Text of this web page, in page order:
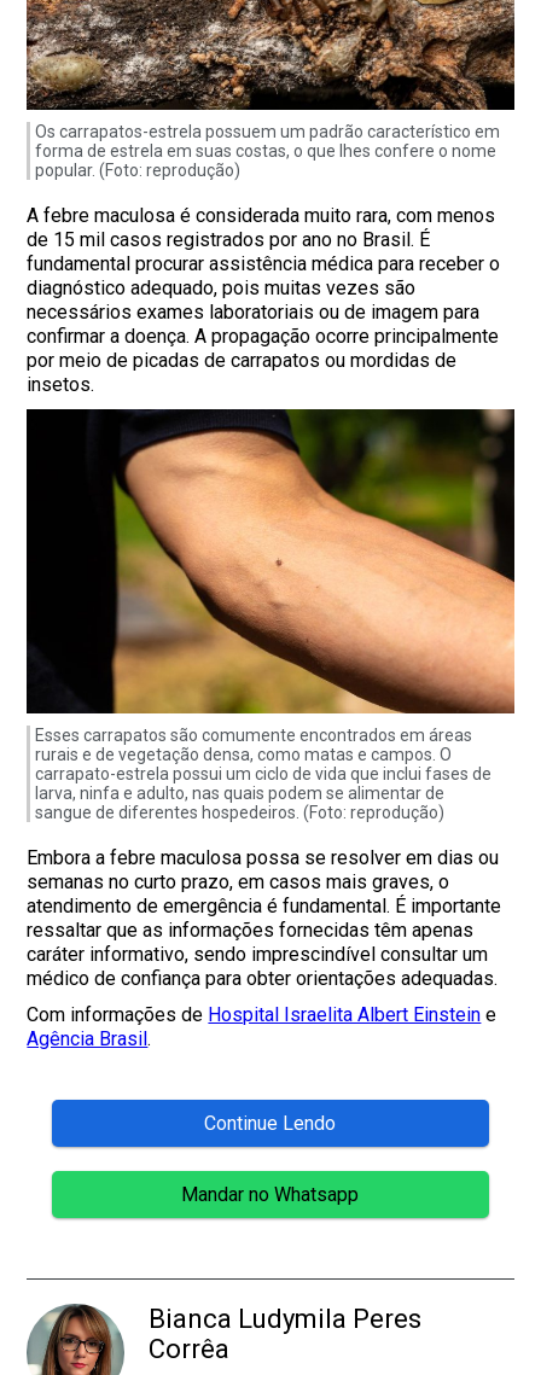
Os carrapatos-estrela possuem um padrão característico em
forma de estrela em suas costas, o que lhes confere o nome
popular. (Foto: reprodução)
A febre maculosa é considerada muito rara, com menos
de 15 mil casos registrados por ano no Brasil. É
fundamental procurar assistência médica para receber o
diagnóstico adequado, pois muitas vezes são
necessários exames laboratoriais ou de imagem para
confirmar a doença. A propagação ocorre principalmente
por meio de picadas de carrapatos ou mordidas de
insetos.
Esses carrapatos são comumente encontrados em áreas
rurais e de vegetação densa, como matas e campos. O
carrapato-estrela possui um ciclo de vida que inclui fases de
larva, ninfa e adulto, nas quais podem se alimentar de
sangue de diferentes hospedeiros. (Foto: reprodução)
Embora a febre maculosa possa se resolver em dias ou
semanas no curto prazo, em casos mais graves, o
atendimento de emergência é fundamental. É importante
ressaltar que as informações fornecidas têm apenas
caráter informativo, sendo imprescindível consultar um
médico de confiança para obter orientações adequadas.
Com informações de Hospital Israelita Albert Einstein e
Agência Brasil.
Continue Lendo
Mandar no Whatsapp
Bianca Ludymila Peres
Corrêa